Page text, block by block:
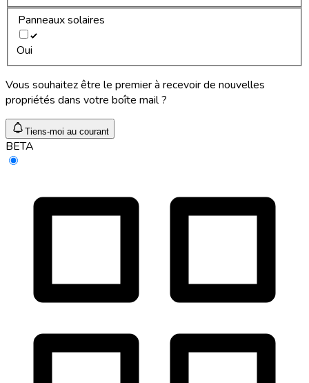
Panneaux solaires
Oui
Vous souhaitez être le premier à recevoir de nouvelles
propriétés dans votre boîte mail ?
Tiens-moi au courant
BETA